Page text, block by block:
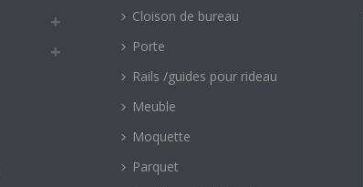
Cloison de bureau
Porte
Rails /guides pour rideau
Meuble
Moquette
Parquet